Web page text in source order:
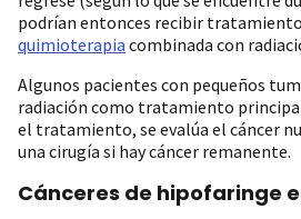
podrían entonces recibir
quimioterapia combinada con
Algunos pacientes con pequeños
radiación como tratamiento
el tratamiento, se evalúa el cáncer
una cirugía si hay cáncer remanente.
Cánceres de hipofaringe